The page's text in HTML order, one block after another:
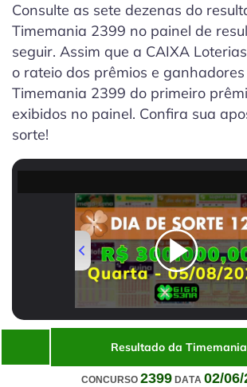
Consulte as sete dezenas do
Timemania 2399 no painel de
seguir. Assim que a CAIXA
o rateio dos prêmios e
Timemania 2399 do primeiro
exibidos no painel. Confira sua
sorte!
00:00/01:37
Resultado da Timemania
CONCURSO 2399 DATA 02/06/